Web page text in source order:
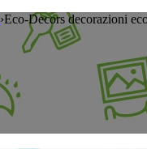
›Eco-Decors decorazioni